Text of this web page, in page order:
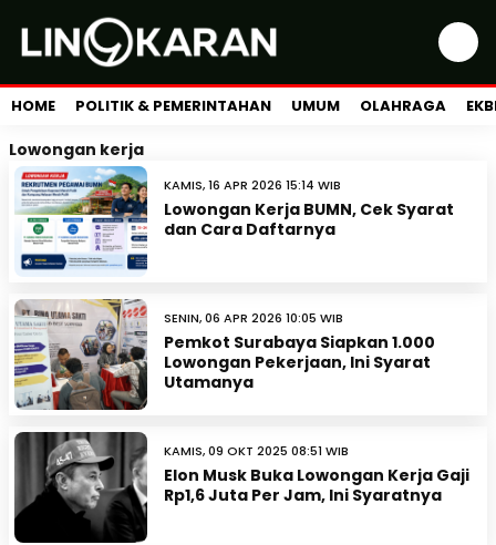
HOME POLITIK & PEMERINTAHAN UMUM OLAHRAGA
Lowongan kerja
KAMIS, 16 APR 2026 15:14 WIB
Lowongan Kerja BUMN, Cek Syarat
dan Cara Daftarnya
SENIN, 06 APR 2026 10:05 WIB
Pemkot Surabaya Siapkan 1.000
Lowongan Pekerjaan, Ini Syarat
Utamanya
KAMIS, 09 OKT 2025 08:51 WIB
Elon Musk Buka Lowongan Kerja Gaji
Rp1,6 Juta Per Jam, Ini Syaratnya